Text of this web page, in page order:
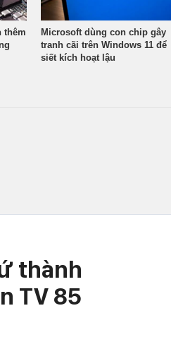
thêm
Microsoft dùng con chip gây
tranh cãi trên Windows 11 để
siết kích hoạt lậu
thành
TV 85